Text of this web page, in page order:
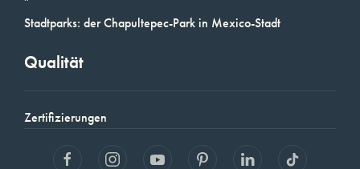
Stadtparks: der Chapultepec-Park in Mexico-Stadt
Qualität
Zertifizierungen